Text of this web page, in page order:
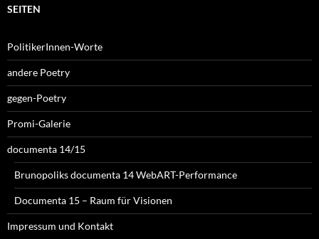
SEITEN
PolitikerInnen-Worte
andere Poetry
gegen-Poetry
Promi-Galerie
documenta 14/15
Brunopoliks documenta 14 WebART-Performance
Documenta 15 – Raum für Visionen
Impressum und Kontakt